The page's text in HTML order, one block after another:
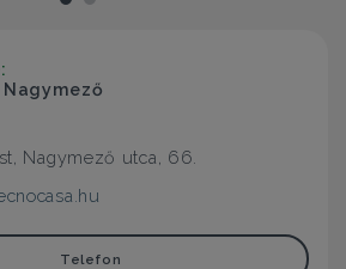
Nagymező utca, 66.
Telefon